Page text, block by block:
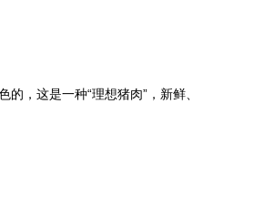
，这是一种“理想猪肉”，新鲜、